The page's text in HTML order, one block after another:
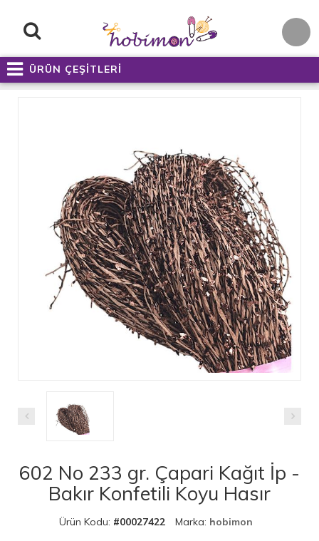
ÜRÜN ÇEŞİTLERİ
602 No 233 gr. Çapari Kağıt İp -
Bakır Konfetili Koyu Hasır
Ürün Kodu: #00027422 Marka: hobimon